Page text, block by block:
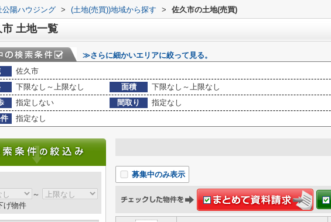
公陽ハウジング > (土地(売買))地域から探す > 佐久市の土地(売買)
市 土地一覧
≫さらに細かいエリアに絞って見る。
佐久市
下限なし～上限なし 面積
下限なし～上限なし
指定しない 間取り
指定なし
指定なし
募集中のみ表示
～
げ物件